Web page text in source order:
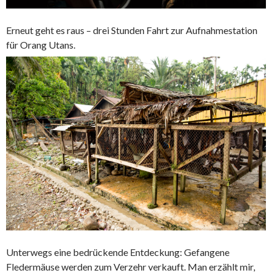
Erneut geht es raus – drei Stunden Fahrt zur Aufnahmestation
für Orang Utans.
Unterwegs eine bedrückende Entdeckung: Gefangene
Fledermäuse werden zum Verzehr verkauft. Man erzählt mir,